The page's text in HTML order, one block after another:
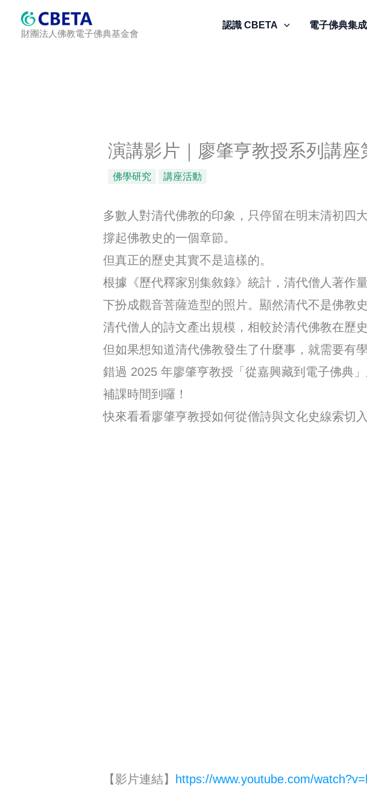
財團法人佛教電子佛典基金會
認識 CBETA 電子佛典集成
演講影片｜廖肇亨教授系列講座
佛學研究 講座活動
多數人對清代佛教的印象，只停留在明末清初四
撐起佛教史的一個章節。
但真正的歷史其實不是這樣的。
根據《歷代釋家別集敘錄》統計，清代僧人著作
下扮成觀音菩薩造型的照片。顯然清代不是佛教
清代僧人的詩文產出規模，相較於清代佛教在
但如果想知道清代佛教發生了什麼事，就需要有
錯過 2025 年廖肇亨教授「從嘉興藏到電子佛典
補課時間到囉！
快來看看廖肇亨教授如何從僧詩與文化史線索切
【影片連結】 https://www.youtube.com/